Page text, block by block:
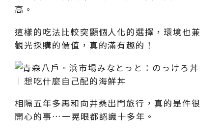
高。
這樣的吃法比較突顯個人化的選擇，環境也兼
觀光採購的價值，真的滿有趣的！
相隔五年多再和向井桑出門旅行，真的是件很
開心的事…一晃眼都認識十多年。